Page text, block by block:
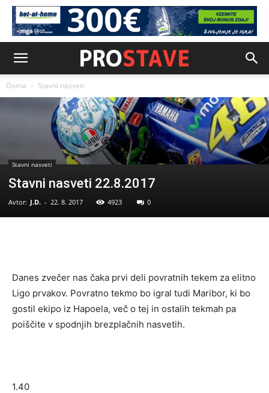
Doma Stavni nasveti
Stavni nasveti
Stavni nasveti 22.8.2017
Avtor: J.D. - 22. 8. 2017 4923 0
Danes zvečer nas čaka prvi deli povratnih tekem za elitno
Ligo prvakov. Povratno tekmo bo igral tudi Maribor, ki bo
gostil ekipo iz Hapoela, več o tej in ostalih tekmah pa
poiščite v spodnjih brezplačnih nasvetih.
1.40